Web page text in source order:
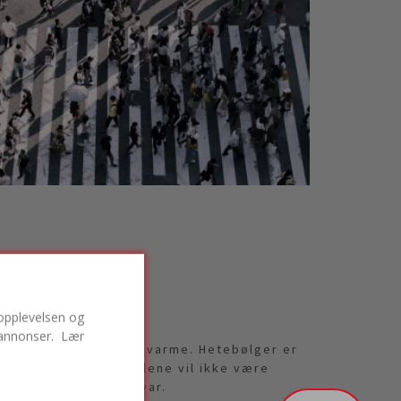
og
Lær
våre ukomfortabelt varme. Hetebølger er
Klimaanlegg alene vil ikke være
bærekraftig motsvar.